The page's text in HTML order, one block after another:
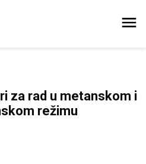
za rad u metanskom i
režimu